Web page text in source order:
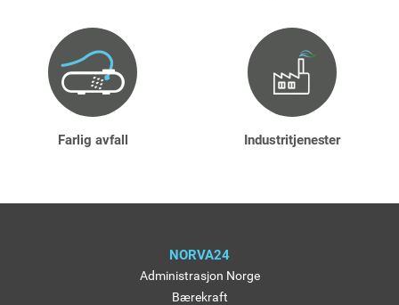
Farlig avfall Industritjenester
NORVA24
Administrasjon Norge
Bærekraft